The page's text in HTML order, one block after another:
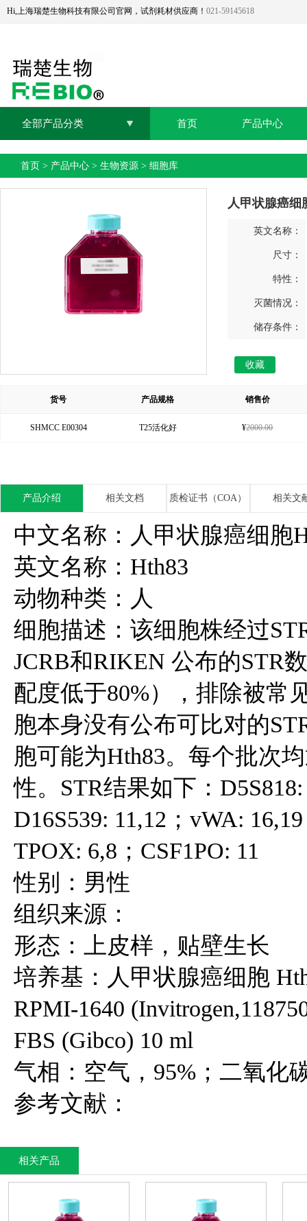
Hi,上海瑞楚生物科技有限公司官网，试剂耗材供应商！ 021-59145618
全部产品分类 首页 产品中心
首页 > 产品中心 > 生物资源 > 细胞库
人甲状腺癌细
英文名称：
尺寸：
特性：
灭菌情况：
储存条件：
收藏
货号 产品规格 销售价
SHMCC E00304 T25活化好 ¥2000.00
产品介绍 相关文档 质检证书（COA） 相关文
中文名称：人甲状腺癌细胞
英文名称：Hth83
动物种类：人
细胞描述：该细胞株经过
JCRB和RIKEN 公布的STR
配度低于80%），排除被常
胞本身没有公布可比对的
胞可能为Hth83。每个批次
性。STR结果如下：
D16S539: 11,12；vWA:
TPOX: 6,8；CSF1PO: 11
性别：男性
组织来源：
形态：上皮样，贴壁生长
培养基：人甲状腺癌细胞
RPMI-1640
FBS (Gibco) 10 ml
气相：空气，95%；二氧化
参考文献：
相关产品